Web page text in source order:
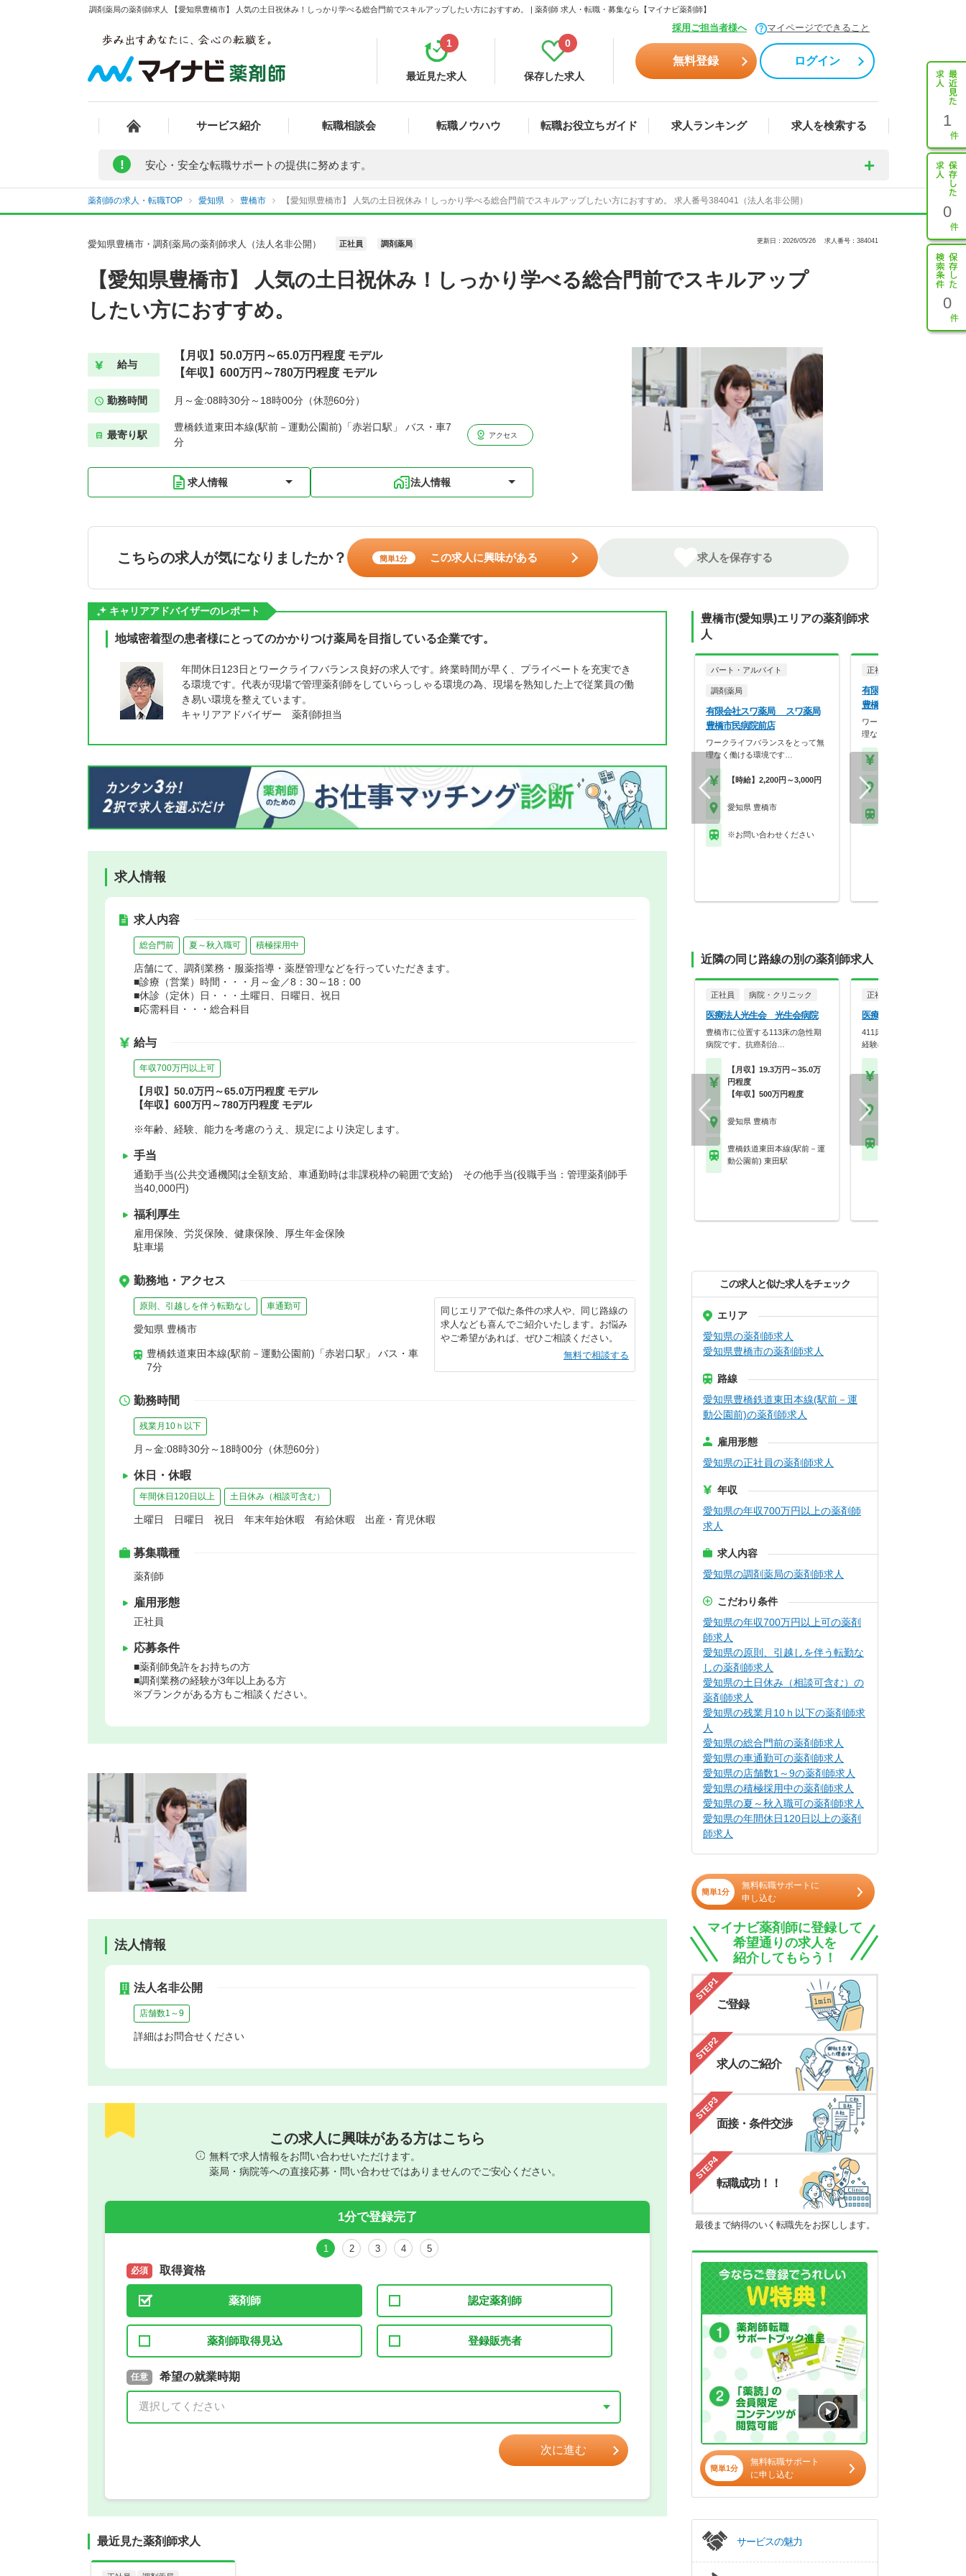
調剤薬局の薬剤師求人 【愛知県豊橋市】 人気の土日祝休み！しっかり学べる総合門前でスキルアップしたい方におすすめ。 | 薬剤師 求人・転職・募集なら【マイナビ薬剤師】
採用ご担当者様へ マイページでできること
最近見た求人
1
保存した求人
0
無料登録 ログイン
サービス紹介 転職相談会 転職ノウハウ 転職お役立ちガイド 求人ランキング 求人を検索する 1
0
0
! 安心・安全な転職サポートの提供に努めます。
薬剤師の求人・転職TOP 愛知県 豊橋市 【愛知県豊橋市】 人気の土日祝休み！しっかり学べる総合門前でスキルアップしたい方におすすめ。 求人番号384041（法人名非公開）
愛知県豊橋市・調剤薬局の薬剤師求人（法人名非公開） 正社員 調剤薬局 更新日：2026/05/26 求人番号：384041
【愛知県豊橋市】 人気の土日祝休み！しっかり学べる総合門前でスキルアップ
したい方におすすめ。
給与
【月収】50.0万円～65.0万円程度 モデル
【年収】600万円～780万円程度 モデル
勤務時間 月～金:08時30分～18時00分（休憩60分）
最寄り駅
豊橋鉄道東田本線(駅前－運動公園前)「赤岩口駅」 バス・車7
分
アクセス
求人情報 法人情報
こちらの求人が気になりましたか？ 簡単1分 この求人に興味がある 求人を保存する
キャリアアドバイザーのレポート
地域密着型の患者様にとってのかかりつけ薬局を目指している企業です。
年間休日123日とワークライフバランス良好の求人です。終業時間が早く、プライベートを充実でき
る環境です。代表が現場で管理薬剤師をしていらっしゃる環境の為、現場を熟知した上で従業員の働
き易い環境を整えています。
キャリアアドバイザー 薬剤師担当
求人情報
求人内容
総合門前 夏～秋入職可 積極採用中
店舗にて、調剤業務・服薬指導・薬歴管理などを行っていただきます。
■診療（営業）時間・・・月～金／8：30～18：00
■休診（定休）日・・・土曜日、日曜日、祝日
■応需科目・・・総合科目
給与
年収700万円以上可
【月収】50.0万円～65.0万円程度 モデル
【年収】600万円～780万円程度 モデル
※年齢、経験、能力を考慮のうえ、規定により決定します。
手当
通勤手当(公共交通機関は全額支給、車通勤時は非課税枠の範囲で支給) その他手当(役職手当：管理薬剤師手
当40,000円)
福利厚生
雇用保険、労災保険、健康保険、厚生年金保険
駐車場
勤務地・アクセス
原則、引越しを伴う転勤なし 車通勤可
愛知県 豊橋市
豊橋鉄道東田本線(駅前－運動公園前)「赤岩口駅」 バス・車
7分
同じエリアで似た条件の求人や、同じ路線の
求人なども喜んでご紹介いたします。お悩み
やご希望があれば、ぜひご相談ください。
無料で相談する
勤務時間
残業月10ｈ以下
月～金:08時30分～18時00分（休憩60分）
休日・休暇
年間休日120日以上 土日休み（相談可含む）
土曜日 日曜日 祝日 年末年始休暇 有給休暇 出産・育児休暇
募集職種
薬剤師
雇用形態
正社員
応募条件
■薬剤師免許をお持ちの方
■調剤業務の経験が3年以上ある方
※ブランクがある方もご相談ください。
法人情報
法人名非公開
店舗数1～9
詳細はお問合せください
この求人に興味がある方はこちら
無料で求人情報をお問い合わせいただけます。
薬局・病院等への直接応募・問い合わせではありませんのでご安心ください。
1分で登録完了
1 2 3 4 5
必須 取得資格
薬剤師 認定薬剤師
薬剤師取得見込 登録販売者
必須 取得予定年
年 3月
任意 希望の就業時期
希望の働き方
正社員
パート(週4日～5日)
次に進む
最近見た薬剤師求人
豊橋市(愛知県)エリアの薬剤師求
人
パート・アルバイト
調剤薬局
有限会社スワ薬局 スワ薬局
豊橋市民病院前店
ワークライフバランスをとって無
理なく働ける環境です…
【時給】2,200円～3,000円
愛知県 豊橋市
※お問い合わせください
正社員
有限会社スワ薬局 スワ
豊橋市民病院前店
ワークライフバランスをと
理なく働ける環境です…
近隣の同じ路線の別の薬剤師求人
正社員 病院・クリニック
医療法人光生会 光生会病院
豊橋市に位置する113床の急性期
病院です。抗癌剤治…
【月収】19.3万円～35.0万
円程度
【年収】500万円程度
愛知県 豊橋市
豊橋鉄道東田本線(駅前－運
動公園前) 東田駅
正社員
医療法人光生会 赤岩病院
411床の完全療養型病院です
経験の方もまずはご…
この求人と似た求人をチェック
エリア
愛知県の薬剤師求人
愛知県豊橋市の薬剤師求人
路線
愛知県豊橋鉄道東田本線(駅前－運
動公園前)の薬剤師求人
雇用形態
愛知県の正社員の薬剤師求人
年収
愛知県の年収700万円以上の薬剤師
求人
求人内容
愛知県の調剤薬局の薬剤師求人
こだわり条件
愛知県の年収700万円以上可の薬剤
師求人
愛知県の原則、引越しを伴う転勤な
しの薬剤師求人
愛知県の土日休み（相談可含む）の
薬剤師求人
愛知県の残業月10ｈ以下の薬剤師求
人
愛知県の総合門前の薬剤師求人
愛知県の車通勤可の薬剤師求人
愛知県の店舗数1～9の薬剤師求人
愛知県の積極採用中の薬剤師求人
愛知県の夏～秋入職可の薬剤師求人
愛知県の年間休日120日以上の薬剤
師求人
簡単1分
無料転職サポートに
申し込む
マイナビ薬剤師に登録して
希望通りの求人を
紹介してもらう！
STEP1
ご登録
STEP2
求人のご紹介
STEP3
面接・条件交渉
STEP4
転職成功！！
最後まで納得のいく転職先をお探しします。
簡単1分
無料転職サポート
に申し込む
サービスの魅力